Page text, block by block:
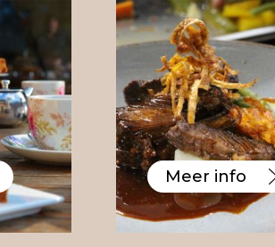
Meer info
over dineren
Meer info